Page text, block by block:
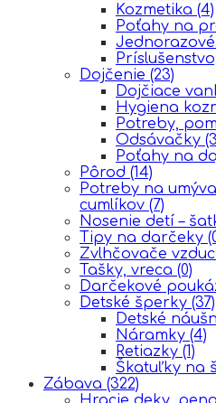
Kozmetika (4)
Poťahy na
Dojčenie (23)
Dojčiace
Hygiena
Potreby,
Odsávačky
Poťahy na
Pôrod (14)
Potreby na
cumlíkov (7)
Nosenie detí –
Tipy na darčeky
Zvlhčovače
Tašky, vreca (0)
Darčekové
Detské šperky (37)
Detské
Náramky (4)
Retiazky (1)
Škatuľky na
Zábava (322)